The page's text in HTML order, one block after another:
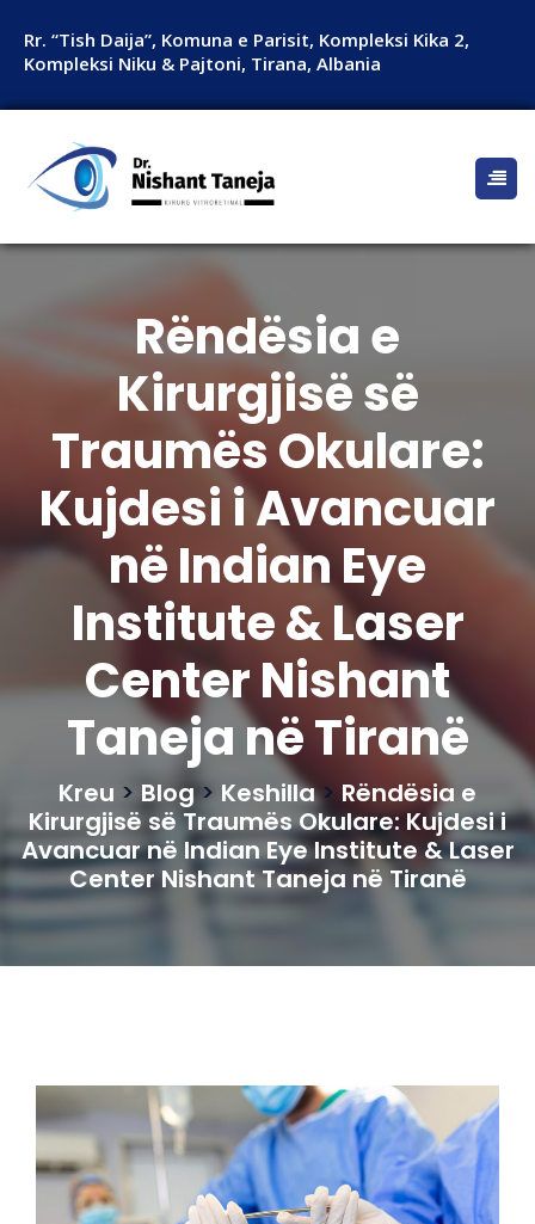
Rr. “Tish Daija”, Komuna e Parisit, Kompleksi Kika 2,
Kompleksi Niku & Pajtoni, Tirana, Albania
Rëndësia e
Kirurgjisë së
Traumës Okulare:
Kujdesi i Avancuar
në Indian Eye
Institute & Laser
Center Nishant
Taneja në Tiranë
Kreu > Blog > Keshilla>Rëndësia e
Kirurgjisë së Traumës Okulare: Kujdesi i
Avancuar në Indian Eye Institute & Laser
Center Nishant Taneja në Tiranë